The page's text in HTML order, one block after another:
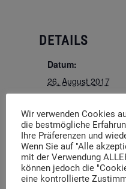
DETAILS
Datum:
26. August 2017
14:00 - 17:00
Eintritt:
4€
Website:
http://kz-
Wir verwenden Cookies
die bestmögliche
Ihre Präferenzen und
Wenn Sie auf "Alle
mit der Verwendung
können jedoch die
eine kontrollierte